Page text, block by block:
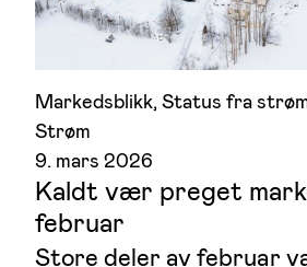
Markedsblikk, Status fra
Strøm
9. mars 2026
Kaldt vær preget
februar
Store deler av februar